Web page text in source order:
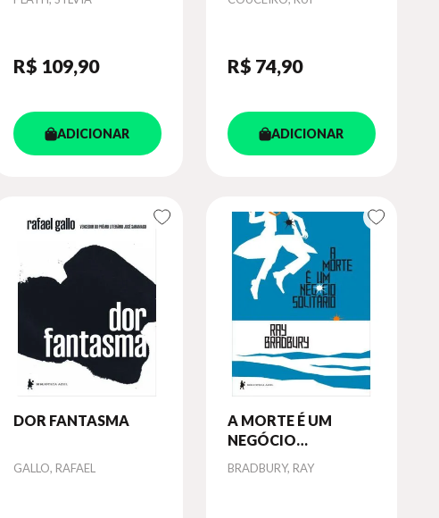
R$ 109,90
ADICIONAR
R$ 74,90
ADICIONAR
DOR FANTASMA
Autor
GALLO, RAFAEL
A MORTE É UM
NEGÓCIO
SOLITÁRIO - VOL. 1
Autor
BRADBURY, RAY